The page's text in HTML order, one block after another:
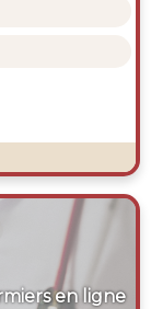
en ligne